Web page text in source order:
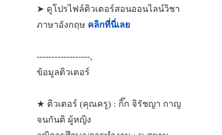
➤ ดูโปรไฟล์ติวเตอร์สอนออนไลน์วิชา
ภาษาอังกฤษ คลิกที่นี่เลย
------------------,
ข้อมูลติวเตอร์
★ ติวเตอร์ (คุณครู) : กิ๊ก จิรัชญา กาญ
จนกันติ ผู้หญิง